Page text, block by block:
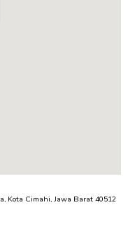
Kota Cimahi, Jawa Barat 40512